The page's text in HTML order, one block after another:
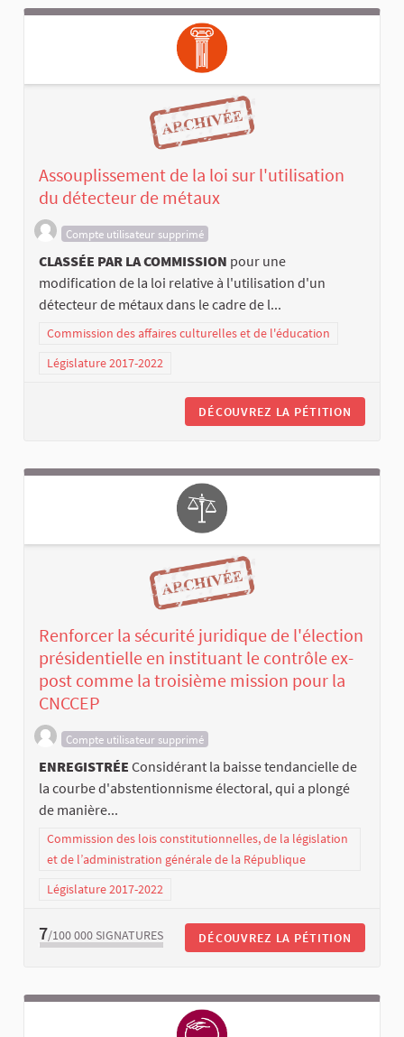
Assouplissement de la loi sur l'utilisation
du détecteur de métaux
Compte utilisateur supprimé
CLASSÉE PAR LA COMMISSION pour une
modification de la loi relative à l'utilisation d'un
détecteur de métaux dans le cadre de l...
Commission des affaires culturelles et de l'éducation
Législature 2017-2022
DÉCOUVREZ LA PÉTITION
Renforcer la sécurité juridique de l'élection
présidentielle en instituant le contrôle ex-
post comme la troisième mission pour la
CNCCEP
Compte utilisateur supprimé
ENREGISTRÉE Considérant la baisse tendancielle de
la courbe d'abstentionnisme électoral, qui a plongé
de manière...
Commission des lois constitutionnelles, de la législation
et de l’administration générale de la République
Législature 2017-2022
7/100 000 SIGNATURES DÉCOUVREZ LA PÉTITION